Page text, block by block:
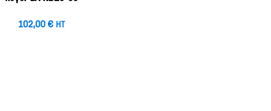
102,00 € HT